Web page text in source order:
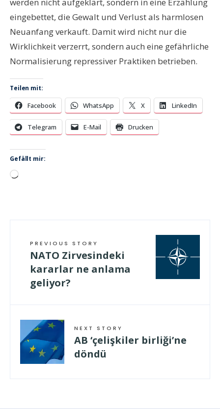
werden nicht aufgeklärt, sondern in eine Erzählung
eingebettet, die Gewalt und Verlust als harmlosen
Neuanfang verkauft. Damit wird nicht nur die
Wirklichkeit verzerrt, sondern auch eine gefährliche
Normalisierung repressiver Praktiken betrieben.
Teilen mit:
Facebook WhatsApp X LinkedIn
Telegram E-Mail Drucken
Gefällt mir:
Wird
PREVIOUS STORY
NATO Zirvesindeki
kararlar ne anlama
geliyor?
NEXT STORY
AB ‘çelişkiler birliği’ne
döndü